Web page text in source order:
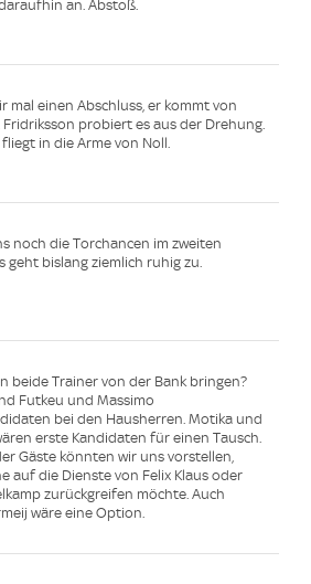
an. Abstoß.
mal einen Abschluss, er kommt von
Fridriksson probiert es aus der Drehung.
fliegt in die Arme von Noll.
noch die Torchancen im zweiten
geht bislang ziemlich ruhig zu.
beide Trainer von der Bank bringen?
Futkeu und Massimo
bei den Hausherren. Motika und
erste Kandidaten für einen Tausch.
Gäste könnten wir uns vorstellen,
auf die Dienste von Felix Klaus oder
zurückgreifen möchte. Auch
wäre eine Option.